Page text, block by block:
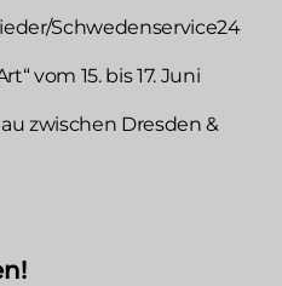
Schwedenservice24
vom 15. bis 17. Juni
zwischen Dresden &